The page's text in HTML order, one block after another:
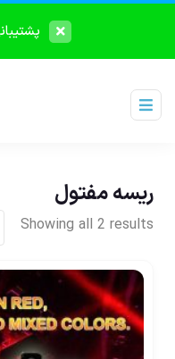
پشتیبانی
ریسه مفتول
Showing all 2 results